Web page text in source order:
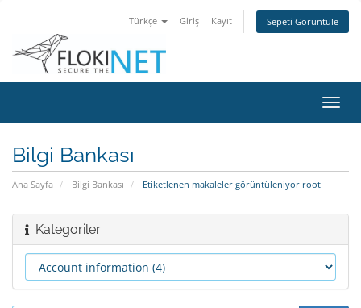
Türkçe Giriş Kayıt Sepeti Görüntüle
Bilgi Bankası
Ana Sayfa Bilgi Bankası Etiketlenen makaleler görüntüleniyor root
Kategoriler